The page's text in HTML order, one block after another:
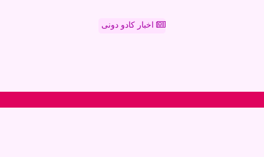
اخبار کادو دونی